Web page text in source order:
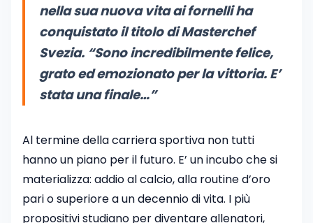
nella sua nuova vita ai fornelli ha
conquistato il titolo di Masterchef
Svezia. “Sono incredibilmente felice,
grato ed emozionato per la vittoria. E’
stata una finale…”
Al termine della carriera sportiva non tutti
hanno un piano per il futuro. E’ un incubo che si
materializza: addio al calcio, alla routine d’oro
pari o superiore a un decennio di vita. I più
propositivi studiano per diventare allenatori,